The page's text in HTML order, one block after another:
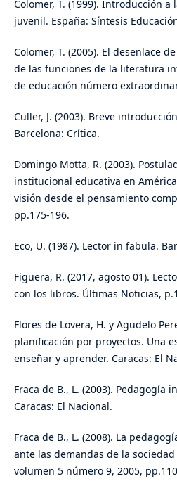
Colomer, T. (1999). Introducción
juvenil. España: Síntesis
Colomer, T. (2005). El desenlace
de las funciones de la literatura
de educación número
Culler, J. (2003). Breve
Barcelona: Crítica.
Domingo Motta, R. (2003).
institucional educativa en
visión desde el pensamiento
pp.175-196.
Eco, U. (1987). Lector in fabula.
Figuera, R. (2017, agosto 01).
con los libros. Últimas Noticias,
Flores de Lovera, H. y Agudelo
planificación por proyectos. Una
enseñar y aprender. Caracas: El
Fraca de B., L. (2003). Pedagogía
Caracas: El Nacional.
Fraca de B., L. (2008). La
ante las demandas de la
volumen 5 número 9, 2005,